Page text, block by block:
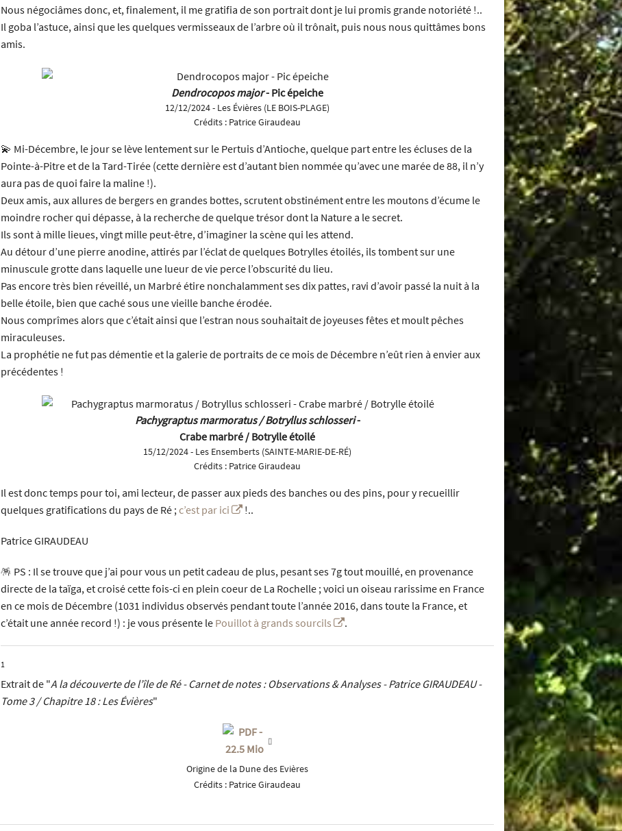
or
decrease
Nous négociâmes donc, et, finalement, il me gratifia de son portrait dont je lui promis grande notoriété !..
Il goba l’astuce, ainsi que les quelques vermisseaux de l’arbre où il trônait, puis nous nous quittâmes bons
amis.
Dendrocopos major- Pic épeiche
12/12/2024 - Les Évières (LE BOIS-PLAGE)
Crédits : Patrice Giraudeau
💫 Mi-Décembre, le jour se lève lentement sur le Pertuis d’Antioche, quelque part entre les écluses de la
Pointe-à-Pitre et de la Tard-Tirée (cette dernière est d’autant bien nommée qu’avec une marée de 88, il n’y
aura pas de quoi faire la maline !).
Deux amis, aux allures de bergers en grandes bottes, scrutent obstinément entre les moutons d’écume le
moindre rocher qui dépasse, à la recherche de quelque trésor dont la Nature a le secret.
Ils sont à mille lieues, vingt mille peut-être, d’imaginer la scène qui les attend.
Au détour d’une pierre anodine, attirés par l’éclat de quelques Botrylles étoilés, ils tombent sur une
minuscule grotte dans laquelle une lueur de vie perce l’obscurité du lieu.
Pas encore très bien réveillé, un Marbré étire nonchalamment ses dix pattes, ravi d’avoir passé la nuit à la
belle étoile, bien que caché sous une vieille banche érodée.
Nous comprîmes alors que c’était ainsi que l’estran nous souhaitait de joyeuses fêtes et moult pêches
miraculeuses.
La prophétie ne fut pas démentie et la galerie de portraits de ce mois de Décembre n’eût rien à envier aux
précédentes !
Pachygraptus marmoratus / Botryllus schlosseri-
Crabe marbré / Botrylle étoilé
15/12/2024 - Les Ensemberts (SAINTE-MARIE-DE-RÉ)
Crédits : Patrice Giraudeau
Il est donc temps pour toi, ami lecteur, de passer aux pieds des banches ou des pins, pour y recueillir
quelques gratifications du pays de Ré ; c’est par ici !..
Patrice GIRAUDEAU
🪅 PS : Il se trouve que j’ai pour vous un petit cadeau de plus, pesant ses 7g tout mouillé, en provenance
directe de la taïga, et croisé cette fois-ci en plein coeur de La Rochelle ; voici un oiseau rarissime en France
en ce mois de Décembre (1031 individus observés pendant toute l’année 2016, dans toute la France, et
c’était une année record !) : je vous présente le Pouillot à grands sourcils .
1
Extrait de "A la découverte de l’île de Ré - Carnet de notes : Observations & Analyses - Patrice GIRAUDEAU -
Tome 3 / Chapitre 18 : Les Évières"
Origine de la Dune des Evières
Crédits : Patrice Giraudeau